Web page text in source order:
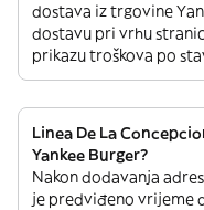
dostava iz trgovine
dostavu pri vrhu
prikazu troškova po
Linea De La
Yankee Burger?
Nakon dodavanja
je predviđeno vrijeme